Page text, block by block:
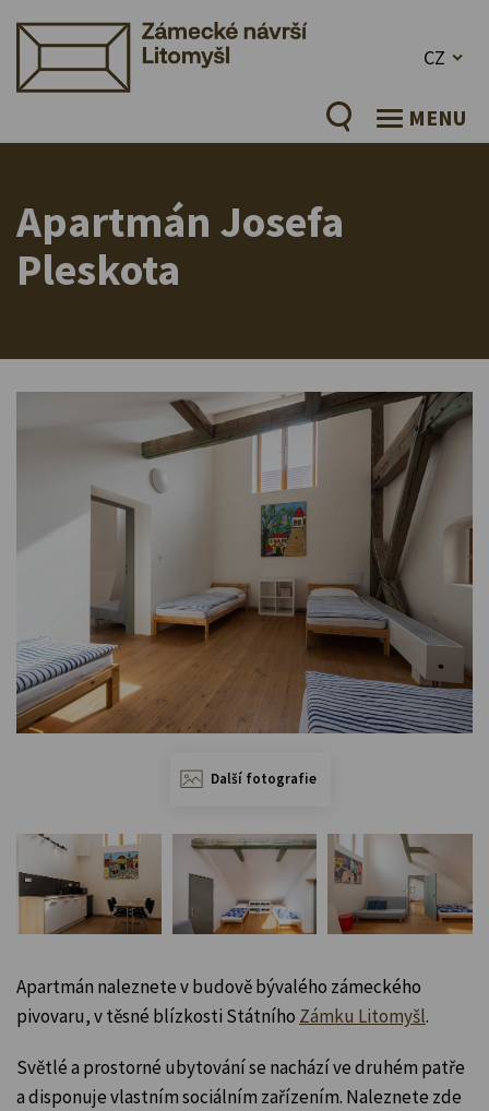
CZ
MENU
Apartmán Josefa
Pleskota
Další fotografie
Apartmán naleznete v budově bývalého zámeckého
pivovaru, v těsné blízkosti Státního Zámku Litomyšl.
Světlé a prostorné ubytování se nachází ve druhém patře
a disponuje vlastním sociálním zařízením. Naleznete zde